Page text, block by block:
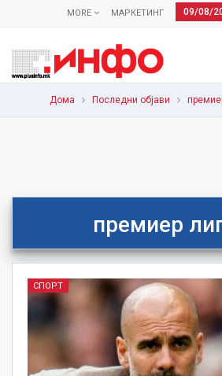
09/08/
МАРКЕТИНГ
MORE
Дома Последни објави
премиер
СПОРТ